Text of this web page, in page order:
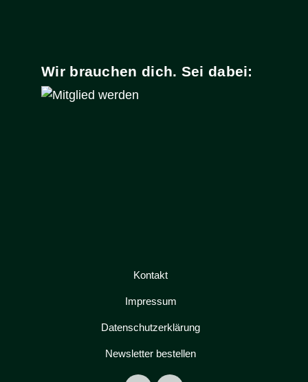
Wir brauchen dich. Sei dabei:
Kontakt
Impressum
Datenschutzerklärung
Newsletter bestellen